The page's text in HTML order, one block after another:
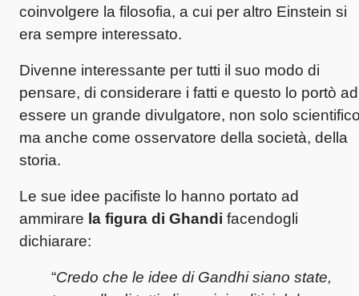
coinvolgere la filosofia, a cui per altro Einstein si
era sempre interessato.
Divenne interessante per tutti il suo modo di
pensare, di considerare i fatti e questo lo portò ad
essere un grande divulgatore, non solo
ma anche come osservatore della società, della
storia.
Le sue idee pacifiste lo hanno portato ad
ammirare la figura di Ghandi facendogli
dichiarare:
“Credo che le idee di Gandhi siano state,